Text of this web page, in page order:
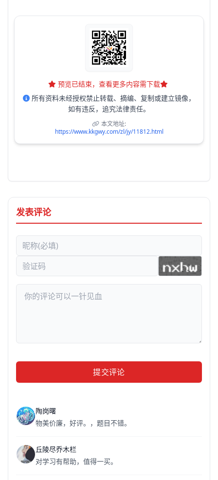
预览已结束，查看更多内容需下载
所有资料未经授权禁止转载、摘编、复制或建立镜像，
如有违反，追究法律责任。
本文地址:
https://www.kkgwy.com/zl/jy/11812.html
发表评论
提交评论
陶岗曙
物美价廉，好评。，题目不错。
丘陵尽乔木栏
对学习有帮助，值得一买。